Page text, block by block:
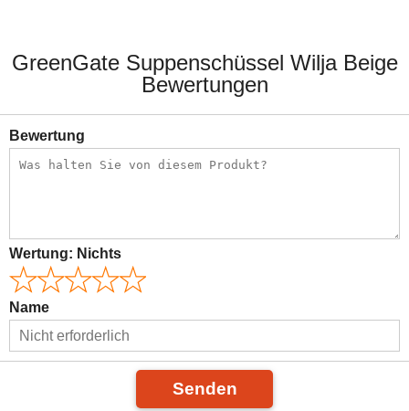
GreenGate Suppenschüssel Wilja Beige
Bewertungen
Bewertung
Wertung: Nichts
Name
Senden